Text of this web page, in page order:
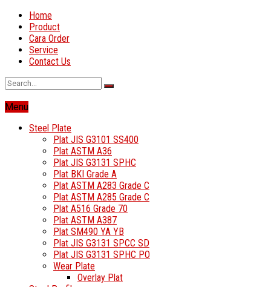
Home
Product
Cara Order
Service
Contact Us
Menu
Steel Plate
Plat JIS G3101 SS400
Plat ASTM A36
Plat JIS G3131 SPHC
Plat BKI Grade A
Plat ASTM A283 Grade C
Plat ASTM A285 Grade C
Plat A516 Grade 70
Plat ASTM A387
Plat SM490 YA YB
Plat JIS G3131 SPCC SD
Plat JIS G3131 SPHC PO
Wear Plate
Overlay Plat